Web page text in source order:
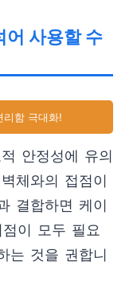
어 사용할 수
리함 극대화!
안정성에 유의
체와의 접점이
결합하면 케이
이 모두 필요
는 것을 권합니